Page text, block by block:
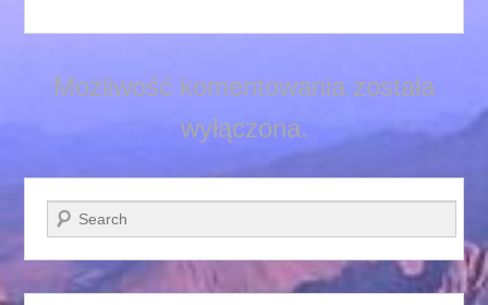
Możliwość komentowania została
wyłączona.
Szukaj